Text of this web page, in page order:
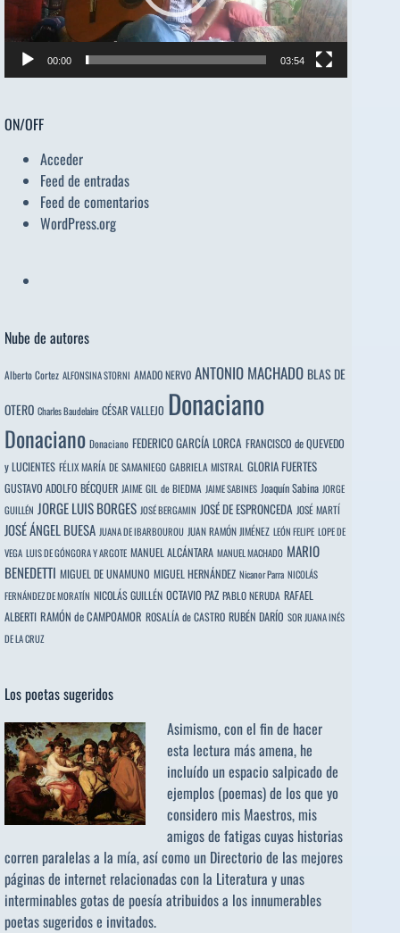
00:00 03:54
ON/OFF
Acceder
Feed de entradas
Feed de comentarios
WordPress.org
Nube de autores
Alberto Cortez ALFONSINA STORNI AMADO NERVO ANTONIO MACHADO BLAS DE
OTERO Charles Baudelaire CÉSAR VALLEJO Donaciano
Donaciano Donaciano FEDERICO GARCÍA LORCA FRANCISCO de QUEVEDO
y LUCIENTES FÉLIX MARÍA DE SAMANIEGO GABRIELA MISTRAL GLORIA FUERTES
GUSTAVO ADOLFO BÉCQUER JAIME GIL de BIEDMA JAIME SABINES Joaquín Sabina JORGE
GUILLÉN JORGE LUIS BORGES JOSÉ BERGAMIN JOSÉ DE ESPRONCEDA JOSÉ MARTÍ
JOSÉ ÁNGEL BUESA JUANA DE IBARBOUROU JUAN RAMÓN JIMÉNEZ LEÓN FELIPE LOPE DE
VEGA LUIS DE GÓNGORA Y ARGOTE MANUEL ALCÁNTARA MANUEL MACHADO MARIO
BENEDETTI MIGUEL DE UNAMUNO MIGUEL HERNÁNDEZ Nicanor Parra NICOLÁS
FERNÁNDEZ DE MORATÍN NICOLÁS GUILLÉN OCTAVIO PAZ PABLO NERUDA RAFAEL
ALBERTI RAMÓN de CAMPOAMOR ROSALÍA de CASTRO RUBÉN DARÍO SOR JUANA INÉS
DE LA CRUZ
Los poetas sugeridos
Asimismo, con el fin de hacer
esta lectura más amena, he
incluído un espacio salpicado de
ejemplos (poemas) de los que yo
considero mis Maestros, mis
amigos de fatigas cuyas historias
corren paralelas a la mía, así como un Directorio de las mejores
páginas de internet relacionadas con la Literatura y unas
interminables gotas de poesía atribuidos a los innumerables
poetas sugeridose invitados.